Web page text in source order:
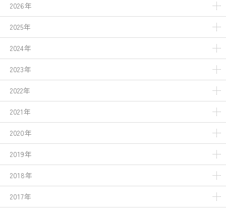
2026年
2025年
2024年
2023年
2022年
2021年
2020年
2019年
2018年
2017年